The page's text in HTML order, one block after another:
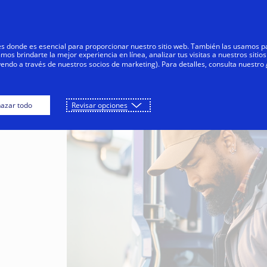
Negocios Innovadores
donde es esencial para proporcionar nuestro sitio web. También las usamos
brindarte la mejor experiencia en línea, analizar tus visitas a nuestros
a través de nuestros socios de marketing). Para detalles, consulta nuestro
todo Revisar opciones